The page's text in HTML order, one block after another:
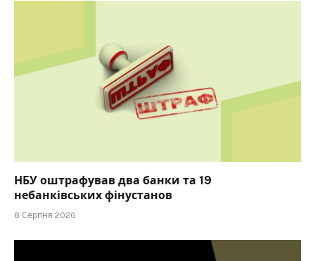
НБУ оштрафував два банки та 19
небанківських фінустанов
8 Серпня 2026